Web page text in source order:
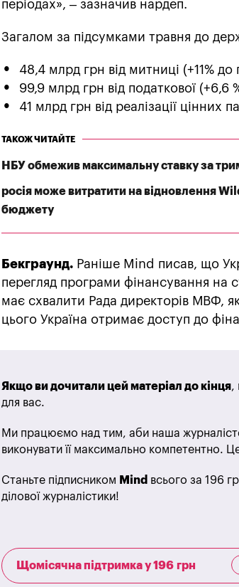
періодах», – зазначив нардеп.
Загалом за підсумками травня до
48,4 млрд грн від митниці (+11%
99,9 млрд грн від податкової
41 млрд грн від реалізації цінних
ТАКОЖ ЧИТАЙТЕ
НБУ обмежив максимальну ставку за
росія може витратити на відновлення
бюджету
Бекграунд. Раніше Mind писав, що
перегляд програми фінансування на
має схвалити Рада директорів МВФ,
цього Україна отримає доступ до
Якщо ви дочитали цей матеріал до кінця,
для вас.
Ми працюємо над тим, аби наша
виконувати її максимально компетентно.
Станьте підписником Mind всього за 196
ділової журналістики!
Щомісячна підтримка у 196 грн